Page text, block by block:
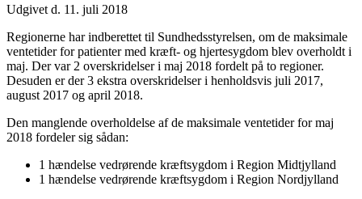
Udgivet d. 11. juli 2018
Regionerne har indberettet til Sundhedsstyrelsen, om de maksimale
ventetider for patienter med kræft- og hjertesygdom blev overholdt i
maj. Der var 2 overskridelser i maj 2018 fordelt på to regioner.
Desuden er der 3 ekstra overskridelser i henholdsvis juli 2017,
august 2017 og april 2018.
Den manglende overholdelse af de maksimale ventetider for maj
2018 fordeler sig sådan:
1 hændelse vedrørende kræftsygdom i Region Midtjylland
1 hændelse vedrørende kræftsygdom i Region Nordjylland